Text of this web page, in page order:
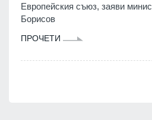
Европейския съюз, заяви
Борисов
ПРОЧЕТИ